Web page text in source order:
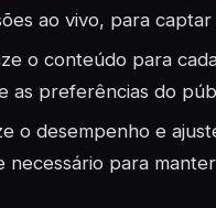
ao vivo, para captar
o conteúdo para
as preferências do
o desempenho e
necessário para